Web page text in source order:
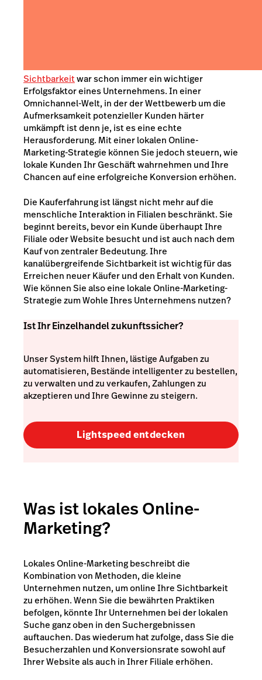
Sichtbarkeitwar schon immer ein wichtiger
Erfolgsfaktor eines Unternehmens. In einer
Omnichannel-Welt, in der der Wettbewerb um die
Aufmerksamkeit potenzieller Kunden härter
umkämpft ist denn je, ist es eine echte
Herausforderung. Mit einer lokalen Online-
Marketing-Strategie können Sie jedoch steuern, wie
lokale Kunden Ihr Geschäft wahrnehmen und Ihre
Chancen auf eine erfolgreiche Konversion erhöhen.
Die Kauferfahrung ist längst nicht mehr auf die
menschliche Interaktion in Filialen beschränkt. Sie
beginnt bereits, bevor ein Kunde überhaupt Ihre
Filiale oder Website besucht und ist auch nach dem
Kauf von zentraler Bedeutung. Ihre
kanalübergreifende Sichtbarkeit ist wichtig für das
Erreichen neuer Käufer und den Erhalt von Kunden.
Wie können Sie also eine lokale Online-Marketing-
Strategie zum Wohle Ihres Unternehmens nutzen?
Ist Ihr Einzelhandel zukunftssicher?
Unser System hilft Ihnen, lästige Aufgaben zu
automatisieren, Bestände intelligenter zu bestellen,
zu verwalten und zu verkaufen, Zahlungen zu
akzeptieren und Ihre Gewinne zu steigern.
Lightspeed entdecken
Was ist lokales Online-
Marketing?
Lokales Online-Marketing beschreibt die
Kombination von Methoden, die kleine
Unternehmen nutzen, um online Ihre Sichtbarkeit
zu erhöhen. Wenn Sie die bewährten Praktiken
befolgen, könnte Ihr Unternehmen bei der lokalen
Suche ganz oben in den Suchergebnissen
auftauchen. Das wiederum hat zufolge, dass Sie die
Besucherzahlen und Konversionsrate sowohl auf
Ihrer Website als auch in Ihrer Filiale erhöhen.